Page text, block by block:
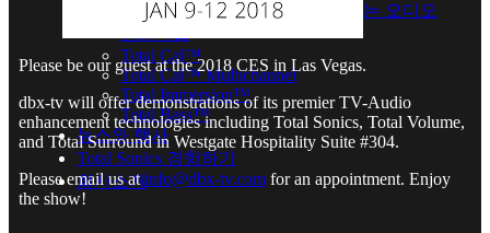
Total Sonics® – 수상경력에 빛나는 오디오
Total Cal™
Total Cal™ Multichannel
Total Immersion™
Total Bass™
뉴스와 행사
Total Sonics 경험하기
회사소개
Please be our guest at the 2018 CES in Las Vegas.
dbx-tv will offer demonstrations of its premier TV-Audio
enhancement technologies including Total Sonics, Total Volume,
and Total Surround in Westgate Hospitality Suite #304.
Please email us atinfo@dbx-tv.comfor an appointment. Enjoy
the show!